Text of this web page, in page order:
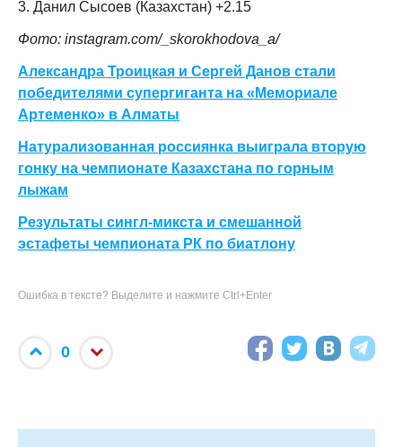
3. Данил Сысоев (Казахстан) +2.15
Фото: instagram.com/_skorokhodova_a/
Александра Троицкая и Сергей Данов стали
победителями супергиганта на «Мемориале
Артеменко» в Алматы
Натурализованная россиянка выиграла вторую
гонку на чемпионате Казахстана по горным
лыжам
Результаты сингл-микста и смешанной
эстафеты чемпионата РК по биатлону
Ошибка в тексте? Выделите и нажмите Ctrl+Enter
0